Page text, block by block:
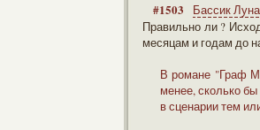
#1503
Бассик Луна
Правильно ли ?
месяцам и годам до
В романе "Граф
менее, сколько
в сценарии тем